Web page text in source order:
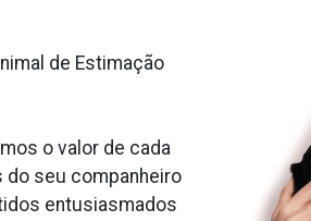
de Estimação
o valor de cada
do seu companheiro
entusiasmados